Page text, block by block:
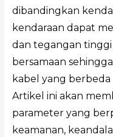
dibandingkan
kendaraan dapat
dan tegangan tinggi
bersamaan
kabel yang berbeda
Artikel ini akan
parameter yang
keamanan,